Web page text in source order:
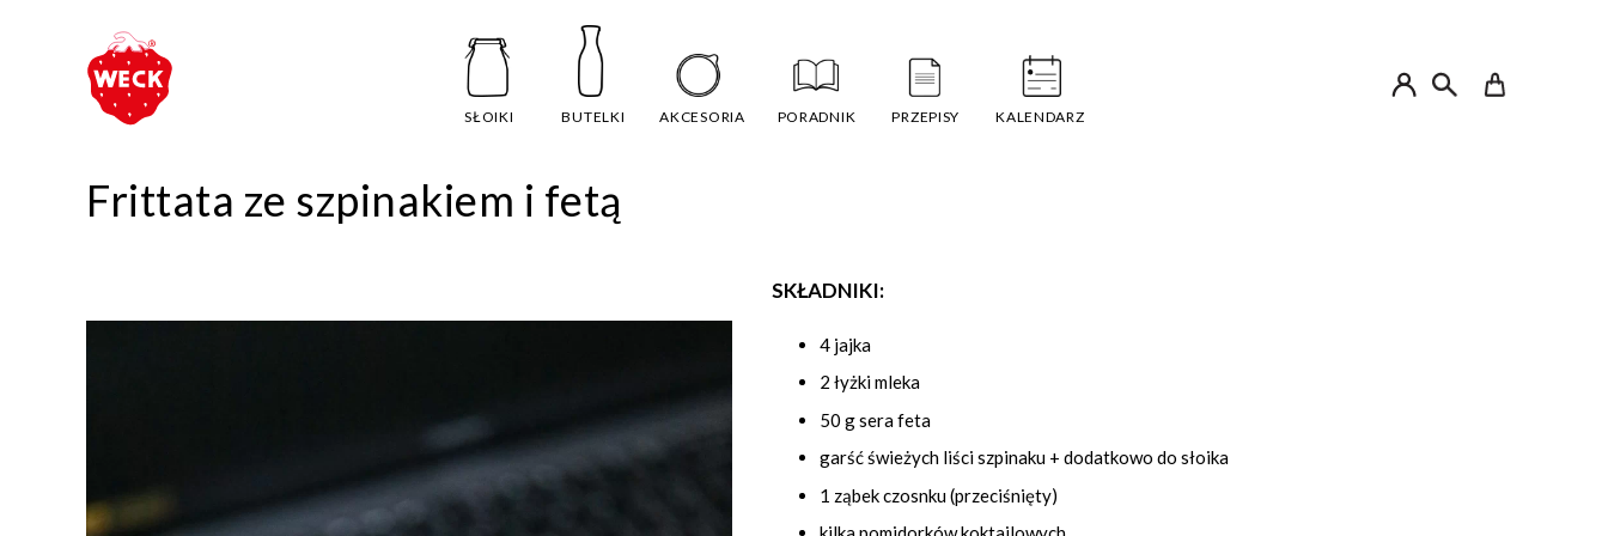
SŁOIKI BUTELKI AKCESORIA PORADNIK PRZEPISY KALENDARZ
Frittata ze szpinakiem i fetą
SKŁADNIKI:
4 jajka
2 łyżki mleka
50 g sera feta
garść świeżych liści szpinaku + dodatkowo do słoika
1 ząbek czosnku (przeciśnięty)